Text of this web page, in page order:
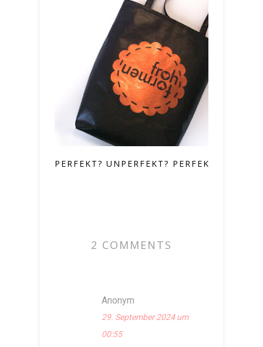
PERFEKT? UNPERFEKT? PERFEKT!
2 COMMENTS
Anonym
29. September 2024 um
00:55